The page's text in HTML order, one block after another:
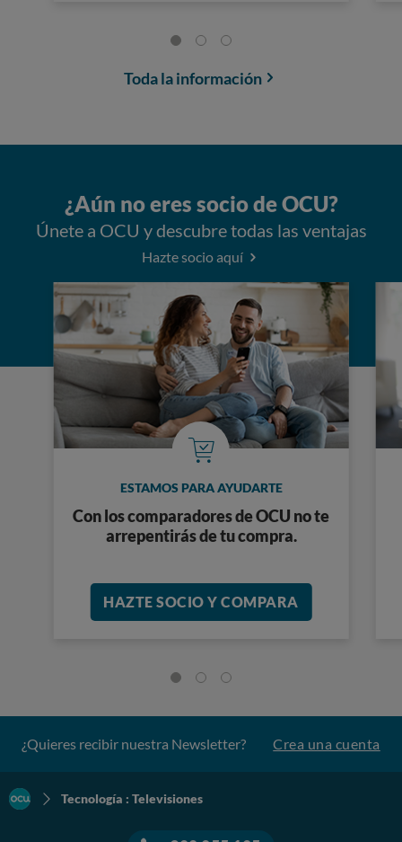
Toda la información
¿Aún no eres socio de OCU?
Únete a OCU y descubre todas las ventajas
Hazte socio aquí
ESTAMOS PARA AYUDARTE
Con los comparadores de OCU no te
arrepentirás de tu compra.
HAZTE SOCIO Y COMPARA
¿Quieres recibir nuestra Newsletter? Crea una cuenta
Tecnología : Televisiones